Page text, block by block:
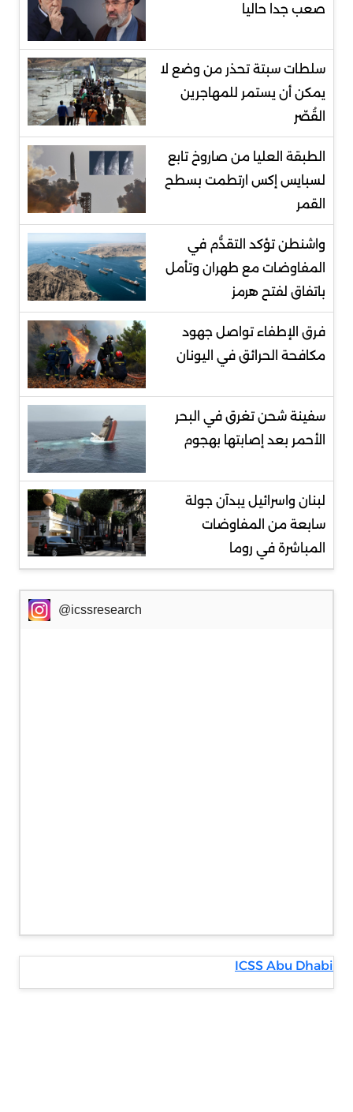
صعب جدا حاليا
سلطات سبتة تحذر من وضع لا
يمكن أن يستمر للمهاجرين
القُصّر
الطبقة العليا من صاروخ تابع
لسبايس إكس ارتطمت بسطح
القمر
واشنطن تؤكد التقدُّم في
المفاوضات مع طهران وتأمل
باتفاق لفتح هرمز
فرق الإطفاء تواصل جهود
مكافحة الحرائق في اليونان
سفينة شحن تغرق في البحر
الأحمر بعد إصابتها بهجوم
لبنان واسرائيل يبدآن جولة
سابعة من المفاوضات
المباشرة في روما
@icssresearch
ICSS Abu Dhabi